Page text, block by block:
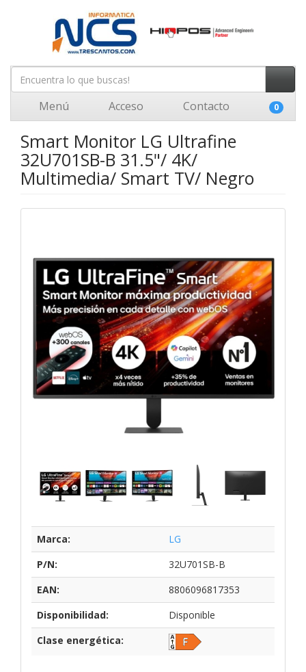
Menú Acceso Contacto 0
Smart Monitor LG Ultrafine
32U701SB-B 31.5"/ 4K/
Multimedia/ Smart TV/ Negro
Marca:
LG
P/N:
32U701SB-B
EAN:
8806096817353
Disponibilidad:
Disponible
Clase energética: